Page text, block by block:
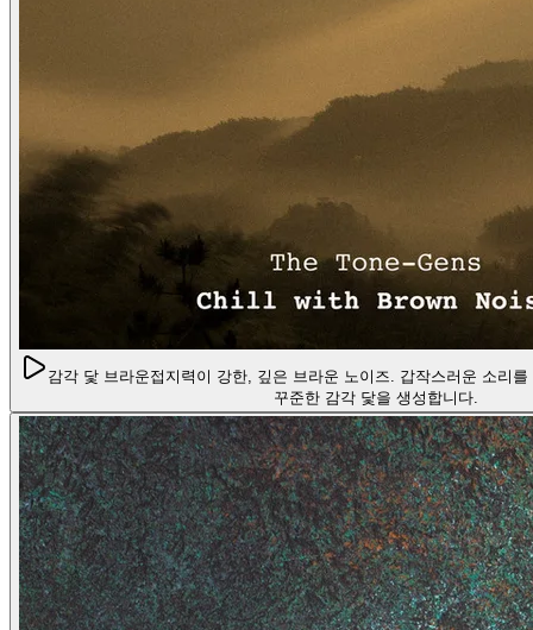
감각 닻 브라운접지력이 강한, 깊은 브라운 노이즈. 갑작스러운 소리
꾸준한 감각 닻을 생성합니다.